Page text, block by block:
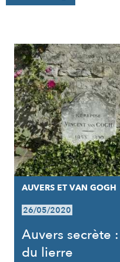
RÉSULTATS
AUVERS ET VAN GOGH
26/05/2020
Auvers secrète
du lierre